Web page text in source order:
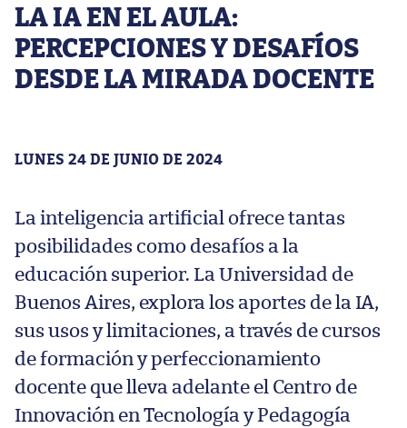
LA IA EN EL AULA:
PERCEPCIONES Y DESAFÍOS
DESDE LA MIRADA DOCENTE
LUNES 24 DE JUNIO DE 2024
La inteligencia artificial ofrece tantas
posibilidades como desafíos a la
educación superior. La Universidad de
Buenos Aires, explora los aportes de la IA,
sus usos y limitaciones, a través de cursos
de formación y perfeccionamiento
docente que lleva adelante el Centro de
Innovación en Tecnología y Pedagogía